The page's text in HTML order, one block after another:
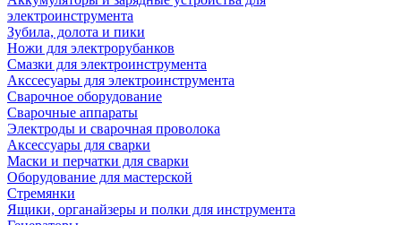
электроинструмента
Зубила, долота и пики
Ножи для электрорубанков
Смазки для электроинструмента
Акссесуары для электроинструмента
Сварочное оборудование
Сварочные аппараты
Электроды и сварочная проволока
Аксессуары для сварки
Маски и перчатки для сварки
Оборудование для мастерской
Стремянки
Ящики, органайзеры и полки для инструмента